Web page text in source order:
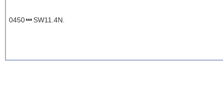
0450 SW11.4N.